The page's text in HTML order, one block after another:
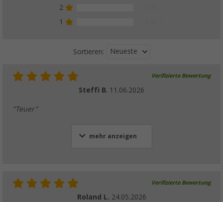
2
1
Sortieren: Neueste
Verifizierte Bewertung
Steffi B. 11.06.2026
"Teuer"
mehr anzeigen
Verifizierte Bewertung
Roland L. 24.05.2026